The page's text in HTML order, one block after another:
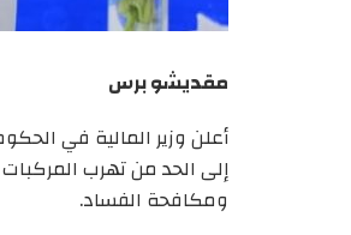
مقديشو برس
أعلن وزير المالية في
إلى الحد من تهرب
ومكافحة الفساد.